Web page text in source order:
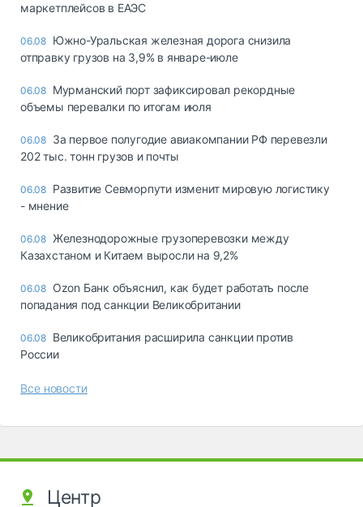
маркетплейсов в ЕАЭС
06.08 Южно-Уральская железная дорога снизила
отправку грузов на 3,9% в январе-июле
06.08 Мурманский порт зафиксировал рекордные
объемы перевалки по итогам июля
06.08 За первое полугодие авиакомпании РФ перевезли
202 тыс. тонн грузов и почты
06.08 Развитие Севморпути изменит мировую логистику
- мнение
06.08 Железнодорожные грузоперевозки между
Казахстаном и Китаем выросли на 9,2%
06.08 Ozon Банк объяснил, как будет работать после
попадания под санкции Великобритании
06.08 Великобритания расширила санкции против
России
Все новости
Центр